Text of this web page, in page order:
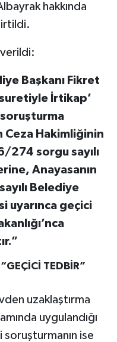
hakkında
Başkanı Fikret
İrtikap’
Ceza Hakimliğinin
sorgu sayılı
Anayasanın
Belediye
uyarınca geçici
TEDBİR”
uzaklaştırma
uygulandığı
soruşturmanın ise